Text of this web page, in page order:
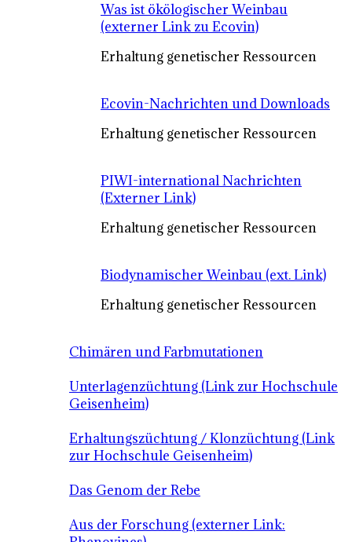
Was ist ökölogischer Weinbau
(externer Link zu Ecovin)
Erhaltung genetischer Ressourcen
Ecovin-Nachrichten und Downloads
Erhaltung genetischer Ressourcen
PIWI-international Nachrichten
(Externer Link)
Erhaltung genetischer Ressourcen
Biodynamischer Weinbau (ext. Link)
Erhaltung genetischer Ressourcen
Chimären und Farbmutationen
Unterlagenzüchtung (Link zur Hochschule
Geisenheim)
Erhaltungszüchtung / Klonzüchtung (Link
zur Hochschule Geisenheim)
Das Genom der Rebe
Aus der Forschung (externer Link: